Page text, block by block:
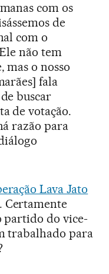
com os
de
com o
não tem
mas o nosso
fala
buscar
de votação.
razão para
Lava Jato
Certamente
partido do vice-
trabalhado para